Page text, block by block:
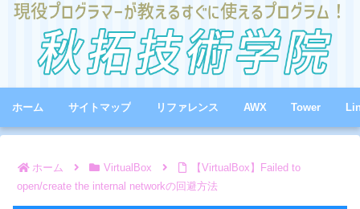
ホーム サイトマップ リファレンス AWX Tower
ホーム VirtualBox
【VirtualBox】Failed to
open/create the internal networkの回避方法